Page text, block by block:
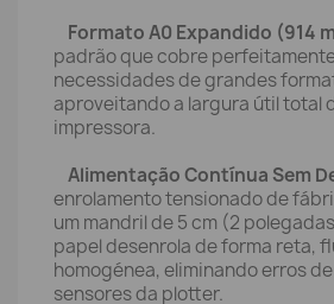
Formato A0 Expandido (914
padrão que cobre
necessidades de grandes
aproveitando a largura útil total
impressora.
Alimentação Contínua Sem
enrolamento tensionado de
um mandril de 5 cm (2
papel desenrola de forma reta,
homogénea, eliminando erros
sensores da plotter.